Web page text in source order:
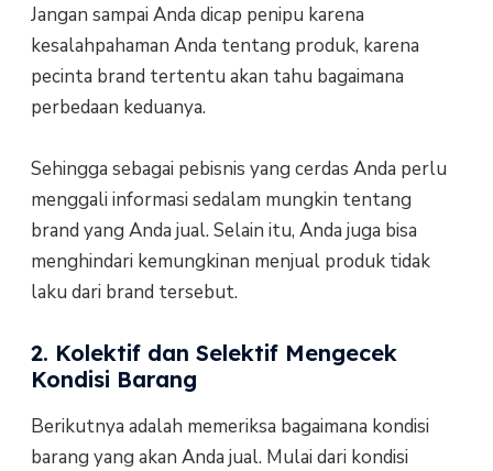
Jangan sampai Anda dicap penipu karena
kesalahpahaman Anda tentang produk, karena
pecinta brand tertentu akan tahu bagaimana
perbedaan keduanya.
Sehingga sebagai pebisnis yang cerdas Anda perlu
menggali informasi sedalam mungkin tentang
brand yang Anda jual. Selain itu, Anda juga bisa
menghindari kemungkinan menjual produk tidak
laku dari brand tersebut.
2. Kolektif dan Selektif Mengecek
Kondisi Barang
Berikutnya adalah memeriksa bagaimana kondisi
barang yang akan Anda jual. Mulai dari kondisi